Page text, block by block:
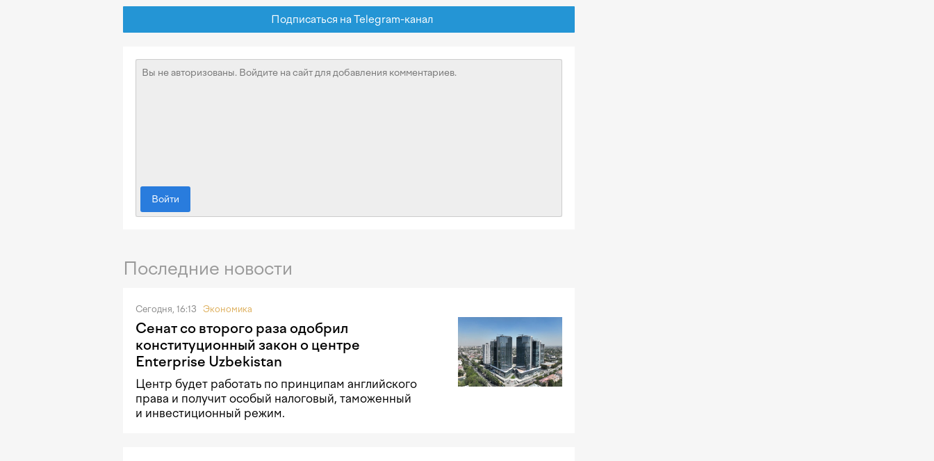
Подписаться на Telegram-канал
Войти
Последние новости
Сегодня, 16:13 Экономика
Сенат со второго раза одобрил
конституционный закон о центре
Enterprise Uzbekistan
Центр будет работать по принципам английского
права и получит особый налоговый, таможенный
и инвестиционный режим.